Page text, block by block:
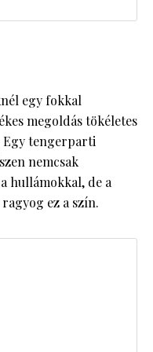
egy fokkal
megoldás tökéletes
Egy tengerparti
nemcsak
hullámokkal, de a
ez a szín.